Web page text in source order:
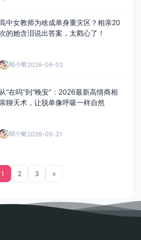
中女教师为啥成单身重灾区？相亲20
次的她含泪说出答案，太戳心了！
蜻小蜓2026-06-02
从“在吗”到“晚安”：2026最新高情商相
聊天术，让脱单像呼吸一样自然
蜻小蜓2026-05-31
1 2 3 »